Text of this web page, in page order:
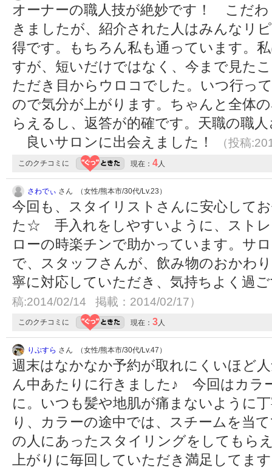
オーナーの職人技が絶妙です！ こだ
きましたが、紹介された人はみんなリ
得です。もちろん私も通っています。
すが、短いだけではなく、今まで見た
ただき目からウロコでした。いつ行っ
ので気分が上がります。ちゃんと全体
らえるし、返答が的確です。天職の職
良いサロンに出会えました！
（投稿
このクチコミに 現在： 4人
さわでぃ さん （女性/熊本市/30代/Lv.23）
今回も、スタイリストさんに安心して
た☆ 手入れをしやすいように、ストレ
ローの時楽チンで助かっています。サ
で、スタッフさんが、飲み物のおかわ
寧に対応していただき、気持ちよく過
稿:2014/02/14 掲載：2014/02/17）
このクチコミに 現在： 3人
りぷすら さん （女性/熊本市/30代/Lv.47）
週末はなかなか予約が取れにくいほど
ん中あたりに行きました♪ 今回はカラ
に。いつも髪や地肌が痛まないように
り、カラーの途中では、スチームを当
の人にあったスタイリングをしてもら
上がりに毎回していただき満足してま